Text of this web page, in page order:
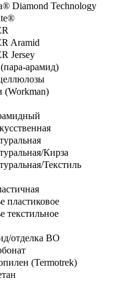
Diamond Technology
Aramid
Jersey
арамид)
(Workman)
Кирза
Текстиль
пластиковое
текстильное
отделка ВО
(Termotrek)